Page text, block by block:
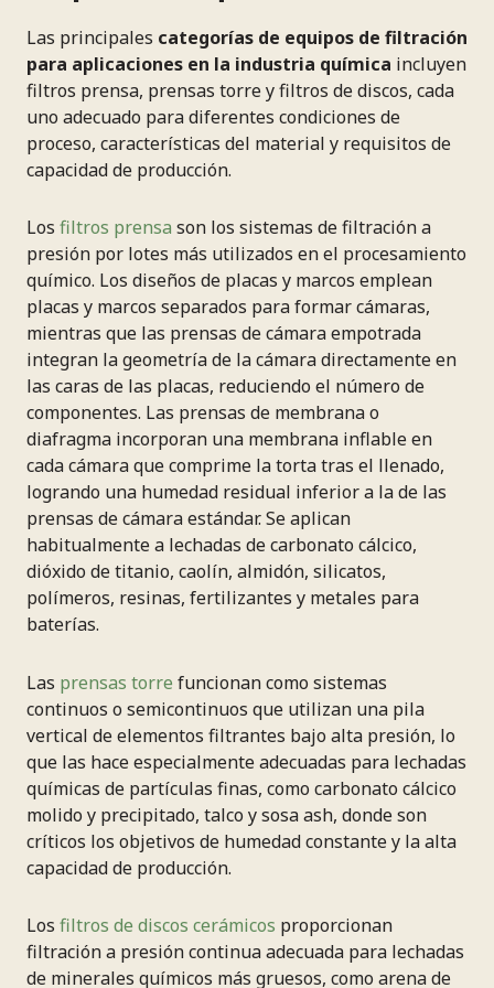
Las principales categorías de equipos de filtración
para aplicaciones en la industria química incluyen
filtros prensa, prensas torre y filtros de discos, cada
uno adecuado para diferentes condiciones de
proceso, características del material y requisitos de
capacidad de producción.
Los filtros prensa son los sistemas de filtración a
presión por lotes más utilizados en el procesamiento
químico. Los diseños de placas y marcos emplean
placas y marcos separados para formar cámaras,
mientras que las prensas de cámara empotrada
integran la geometría de la cámara directamente en
las caras de las placas, reduciendo el número de
componentes. Las prensas de membrana o
diafragma incorporan una membrana inflable en
cada cámara que comprime la torta tras el llenado,
logrando una humedad residual inferior a la de las
prensas de cámara estándar. Se aplican
habitualmente a lechadas de carbonato cálcico,
dióxido de titanio, caolín, almidón, silicatos,
polímeros, resinas, fertilizantes y metales para
baterías.
Las prensas torre funcionan como sistemas
continuos o semicontinuos que utilizan una pila
vertical de elementos filtrantes bajo alta presión, lo
que las hace especialmente adecuadas para lechadas
químicas de partículas finas, como carbonato cálcico
molido y precipitado, talco y sosa ash, donde son
críticos los objetivos de humedad constante y la alta
capacidad de producción.
Los filtros de discos cerámicos proporcionan
filtración a presión continua adecuada para lechadas
de minerales químicos más gruesos, como arena de